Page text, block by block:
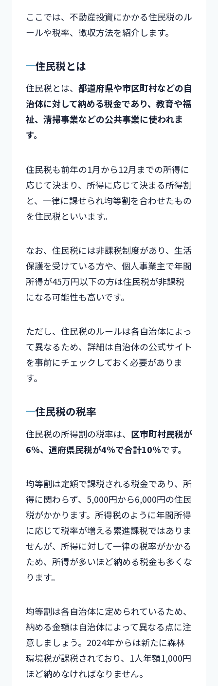
ここでは、不動産投資にかかる住民税のル
ールや税率、徴収方法を紹介します。
住民税とは
住民税とは、 都道府県や市区町村などの自
治体に対して納める税金であり、教育や福
祉、清掃事業などの公共事業に使われま
す。
住民税も前年の1月から12月までの所得に
応じて決まり、所得に応じて決まる所得割
と、一律に課せられ均等割を合わせたもの
を住民税といいます。
なお、住民税には非課税制度があり、生活
保護を受けている方や、個人事業主で年間
所得が45万円以下の方は住民税が非課税
になる可能性も高いです。
ただし、住民税のルールは各自治体によっ
て異なるため、詳細は自治体の公式サイト
を事前にチェックしておく必要がありま
す。
住民税の税率
住民税の所得割の税率は、 区市町村民税が
6％、道府県民税が4％で合計10％です。
均等割は定額で課税される税金であり、所
得に関わらず、5,000円から6,000円の住民
税がかかります。所得税のように年間所得
に応じて税率が増える累進課税ではありま
せんが、所得に対して一律の税率がかかる
ため、所得が多いほど納める税金も多くな
ります。
均等割は各自治体に定められているため、
納める金額は自治体によって異なる点に注
意しましょう。2024年からは新たに森林
環境税が課税されており、1人年額1,000円
ほど納めなければなりません。